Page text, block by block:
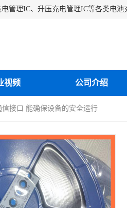
视频 公司介绍
接口 能确保设备的安全运行